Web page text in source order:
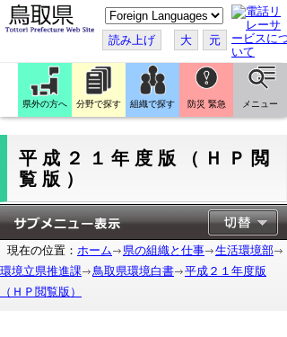
こ
の
ペ
ー
ジ
翻
訳
す
読み上げ 大 元
県外の方へ 分野で探す 組織で探す 防災 緊急 メニュー
平成２１年度版（ＨＰ閲
覧版）
現在の位置： ホーム 県の組織と仕事
生活環境部
環境立県推進課
鳥取県環境白書
平成２１年度版
（ＨＰ閲覧版）